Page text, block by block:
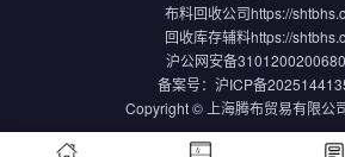
布料回收公司https://
回收库存辅料https://
沪公网安备
备案号： 沪ICP备
Copyright © 上海腾布贸易有限公